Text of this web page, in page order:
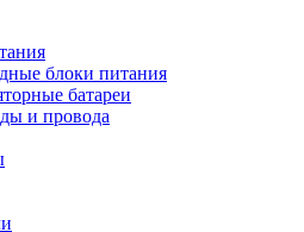
блоки питания
батареи
и провода